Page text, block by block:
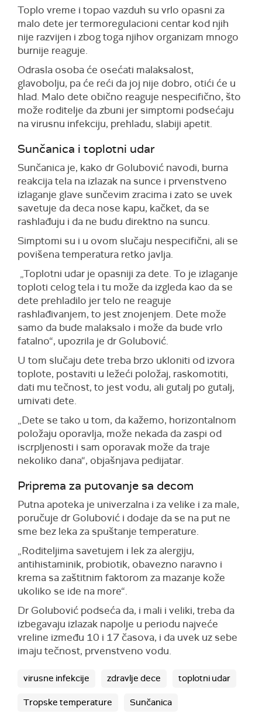
Toplo vreme i topao vazduh su vrlo opasni za
malo dete jer termoregulacioni centar kod njih
nije razvijen i zbog toga njihov organizam mnogo
burnije reaguje.
Odrasla osoba će osećati malaksalost,
glavobolju, pa će reći da joj nije dobro, otići će u
hlad. Malo dete obično reaguje nespecifično, što
može roditelje da zbuni jer simptomi podsećaju
na virusnu infekciju, prehladu, slabiji apetit.
Sunčanica i toplotni udar
Sunčanica je, kako dr Golubović navodi, burna
reakcija tela na izlazak na sunce i prvenstveno
izlaganje glave sunčevim zracima i zato se uvek
savetuje da deca nose kapu, kačket, da se
rashlađuju i da ne budu direktno na suncu.
Simptomi su i u ovom slučaju nespecifični, ali se
povišena temperatura retko javlja.
„Toplotni udar je opasniji za dete. To je izlaganje
toploti celog tela i tu može da izgleda kao da se
dete prehladilo jer telo ne reaguje
rashlađivanjem, to jest znojenjem. Dete može
samo da bude malaksalo i može da bude vrlo
fatalno“, upozrila je dr Golubović.
U tom slučaju dete treba brzo ukloniti od izvora
toplote, postaviti u ležeći položaj, raskomotiti,
dati mu tečnost, to jest vodu, ali gutalj po gutalj,
umivati dete.
„Dete se tako u tom, da kažemo, horizontalnom
položaju oporavlja, može nekada da zaspi od
iscrpljenosti i sam oporavak može da traje
nekoliko dana“, objašnjava pedijatar.
Priprema za putovanje sa decom
Putna apoteka je univerzalna i za velike i za male,
poručuje dr Golubović i dodaje da se na put ne
sme bez leka za spuštanje temperature.
„Roditeljima savetujem i lek za alergiju,
antihistaminik, probiotik, obavezno naravno i
krema sa zaštitnim faktorom za mazanje kože
ukoliko se ide na more“.
Dr Golubović podseća da, i mali i veliki, treba da
izbegavaju izlazak napolje u periodu najveće
vreline između 10 i 17 časova, i da uvek uz sebe
imaju tečnost, prvenstveno vodu.
virusne infekcije zdravlje dece toplotni udar
Tropske temperature Sunčanica